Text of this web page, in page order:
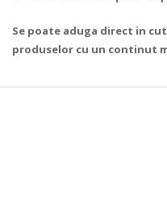
Se poate aduga direct in
produselor cu un continut